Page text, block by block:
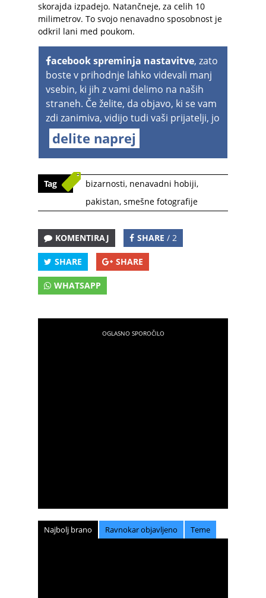
skorajda izpadejo. Natančneje, za celih 10
milimetrov. To svojo nenavadno sposobnost je
odkril lani med poukom.
acebook spreminja nastavitve, zato
boste v prihodnje lahko videvali manj
vsebin, ki jih z vami delimo na naših
straneh. Če želite, da objavo, ki se vam
zdi zanimiva, vidijo tudi vaši prijatelji, jo
delite naprej
Tag bizarnosti, nenavadni hobiji,
pakistan, smešne fotografije
KOMENTIRAJ SHARE / 2
SHARE SHARE
WHATSAPP
Najbolj brano Ravnokar objavljeno Teme